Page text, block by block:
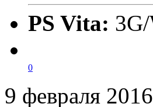
PS Vita:
0
9 февраля